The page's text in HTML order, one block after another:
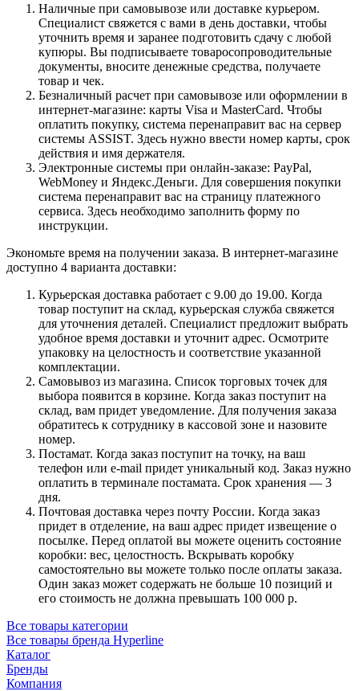
Наличные при самовывозе или доставке курьером.
Специалист свяжется с вами в день доставки, чтобы
уточнить время и заранее подготовить сдачу с любой
купюры. Вы подписываете товаросопроводительные
документы, вносите денежные средства, получаете
товар и чек.
Безналичный расчет при самовывозе или оформлении в
интернет-магазине: карты Visa и MasterCard. Чтобы
оплатить покупку, система перенаправит вас на сервер
системы ASSIST. Здесь нужно ввести номер карты, срок
действия и имя держателя.
Электронные системы при онлайн-заказе: PayPal,
WebMoney и Яндекс.Деньги. Для совершения покупки
система перенаправит вас на страницу платежного
сервиса. Здесь необходимо заполнить форму по
инструкции.
Экономьте время на получении заказа. В интернет-магазине
доступно 4 варианта доставки:
Курьерская доставка работает с 9.00 до 19.00. Когда
товар поступит на склад, курьерская служба свяжется
для уточнения деталей. Специалист предложит выбрать
удобное время доставки и уточнит адрес. Осмотрите
упаковку на целостность и соответствие указанной
комплектации.
Самовывоз из магазина. Список торговых точек для
выбора появится в корзине. Когда заказ поступит на
склад, вам придет уведомление. Для получения заказа
обратитесь к сотруднику в кассовой зоне и назовите
номер.
Постамат. Когда заказ поступит на точку, на ваш
телефон или e-mail придет уникальный код. Заказ нужно
оплатить в терминале постамата. Срок хранения — 3
дня.
Почтовая доставка через почту России. Когда заказ
придет в отделение, на ваш адрес придет извещение о
посылке. Перед оплатой вы можете оценить состояние
коробки: вес, целостность. Вскрывать коробку
самостоятельно вы можете только после оплаты заказа.
Один заказ может содержать не больше 10 позиций и
его стоимость не должна превышать 100 000 р.
Все товары категории
Все товары бренда Hyperline
Каталог
Бренды
Компания